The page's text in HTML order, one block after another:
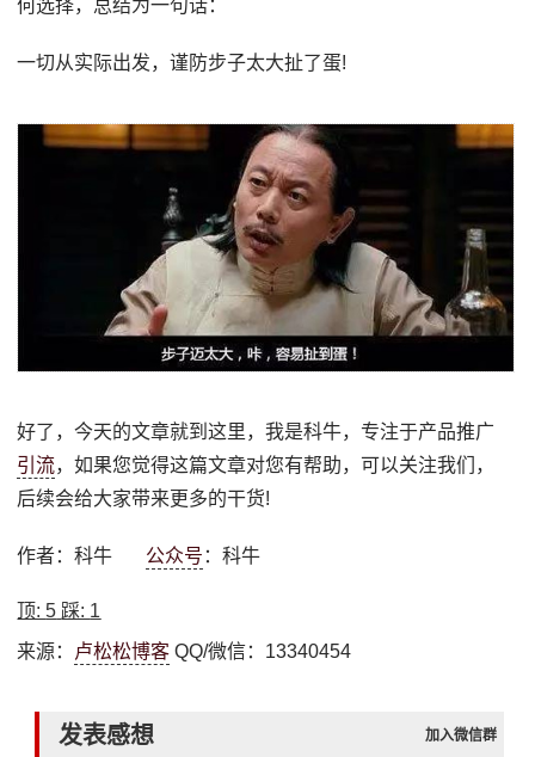
何选择，总结为一句话：
一切从实际出发，谨防步子太大扯了蛋!
好了，今天的文章就到这里，我是科牛，专注于产品推广
引流，如果您觉得这篇文章对您有帮助，可以关注我们，
后续会给大家带来更多的干货!
作者：科牛 公众号 ：科牛
顶:5 踩: 1
来源： 卢松松博客 QQ/微信：13340454
发表感想 加入微信群